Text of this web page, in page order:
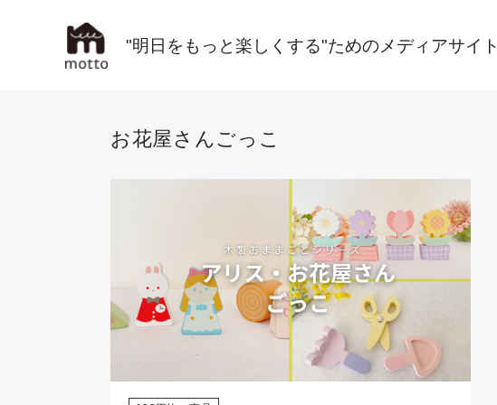
"明日をもっと楽しくする"ためのメディアサイト
お花屋さんごっこ